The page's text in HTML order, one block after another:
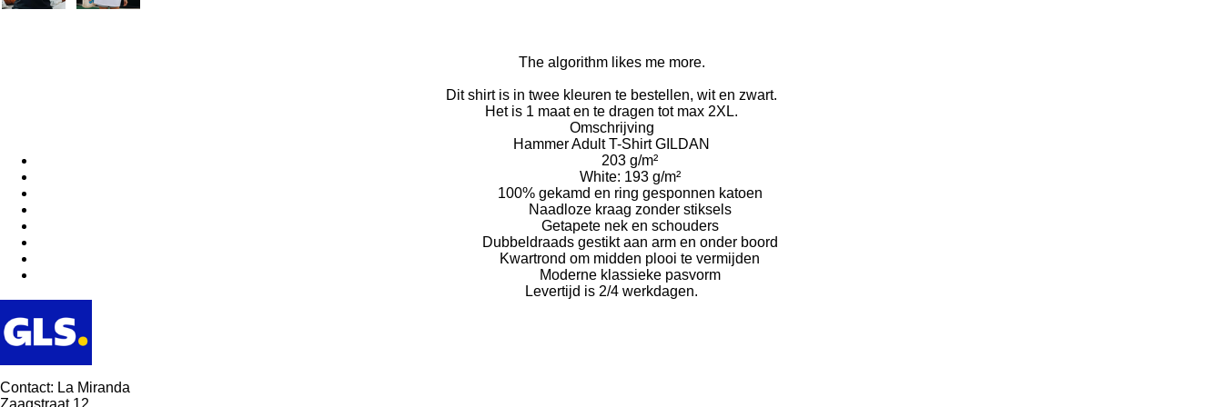
The algorithm likes me more.
Dit shirt is in twee kleuren te bestellen, wit en zwart.
Het is 1 maat en te dragen tot max 2XL.
Omschrijving
Hammer Adult T-Shirt GILDAN
203 g/m²
White: 193 g/m²
100% gekamd en ring gesponnen katoen
Naadloze kraag zonder stiksels
Getapete nek en schouders
Dubbeldraads gestikt aan arm en onder boord
Kwartrond om midden plooi te vermijden
Moderne klassieke pasvorm
Levertijd is 2/4 werkdagen.
Contact: La Miranda